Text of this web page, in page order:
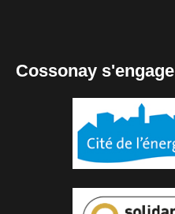
Cossonay s'engage